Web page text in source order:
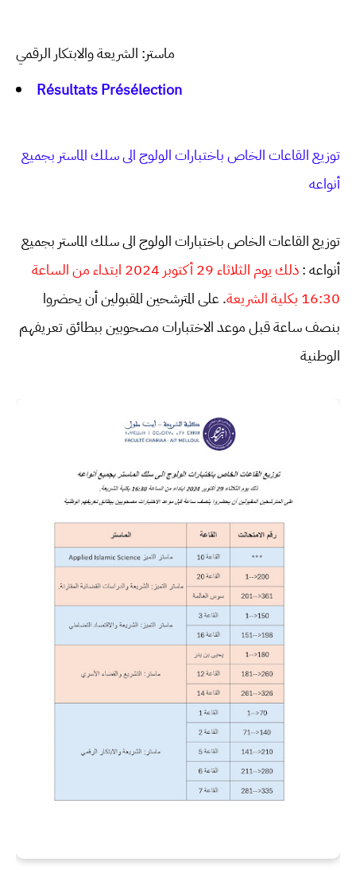
ماستر: الشريعة والابتكار الرقمي
Résultats Présélection
توزيع القاعات الخاص باختبارات الولوج الى سلك الماستر بجميع
أنواعه
توزيع القاعات الخاص باختبارات الولوج الى سلك الماستر بجميع
أنواعه :
ذلك يوم الثلاثاء 29 أكتوبر 2024 ابتداء من الساعة
16:30 بكلية الشريعة
. على المترشحين المقبولين أن يحضروا
بنصف ساعة قبل موعد الاختبارات مصحوبين ببطائق تعريفهم
الوطنية